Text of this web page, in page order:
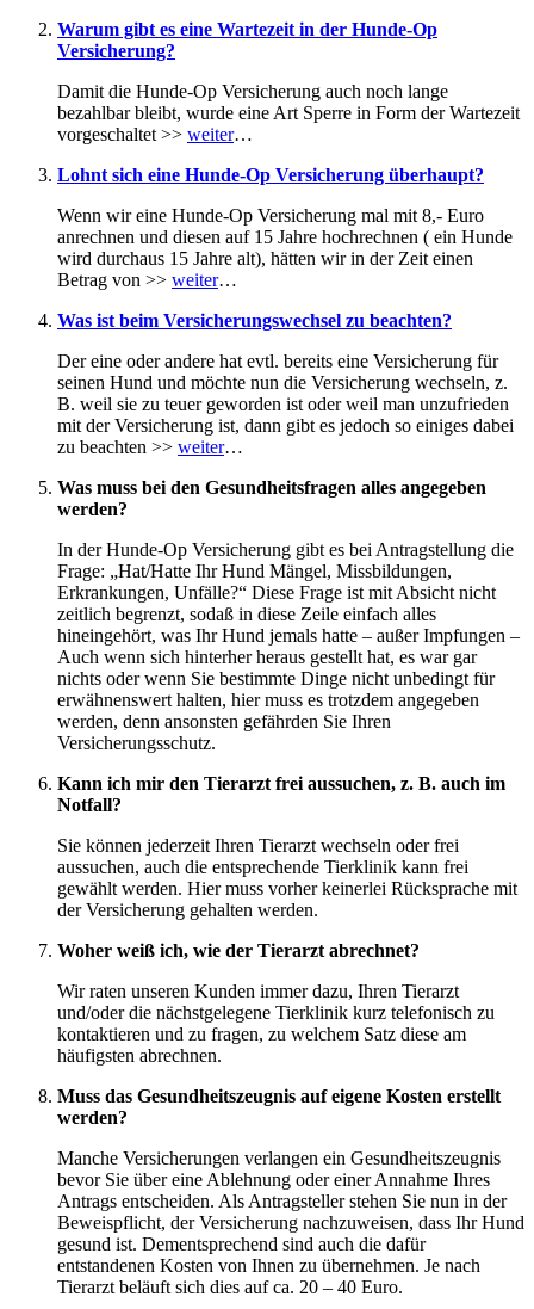
Warum gibt es eine Wartezeit in der Hunde-Op
Versicherung?
Damit die Hunde-Op Versicherung auch noch lange
bezahlbar bleibt, wurde eine Art Sperre in Form der Wartezeit
vorgeschaltet >> weiter…
Lohnt sich eine Hunde-Op Versicherung überhaupt?
Wenn wir eine Hunde-Op Versicherung mal mit 8,- Euro
anrechnen und diesen auf 15 Jahre hochrechnen ( ein Hunde
wird durchaus 15 Jahre alt), hätten wir in der Zeit einen
Betrag von >> weiter…
Was ist beim Versicherungswechsel zu beachten?
Der eine oder andere hat evtl. bereits eine Versicherung für
seinen Hund und möchte nun die Versicherung wechseln, z.
B. weil sie zu teuer geworden ist oder weil man unzufrieden
mit der Versicherung ist, dann gibt es jedoch so einiges dabei
zu beachten >> weiter…
Was muss bei den Gesundheitsfragen alles angegeben
werden?
In der Hunde-Op Versicherung gibt es bei Antragstellung die
Frage: „Hat/Hatte Ihr Hund Mängel, Missbildungen,
Erkrankungen, Unfälle?“ Diese Frage ist mit Absicht nicht
zeitlich begrenzt, sodaß in diese Zeile einfach alles
hineingehört, was Ihr Hund jemals hatte – außer Impfungen –
Auch wenn sich hinterher heraus gestellt hat, es war gar
nichts oder wenn Sie bestimmte Dinge nicht unbedingt für
erwähnenswert halten, hier muss es trotzdem angegeben
werden, denn ansonsten gefährden Sie Ihren
Versicherungsschutz.
Kann ich mir den Tierarzt frei aussuchen, z. B. auch im
Notfall?
Sie können jederzeit Ihren Tierarzt wechseln oder frei
aussuchen, auch die entsprechende Tierklinik kann frei
gewählt werden. Hier muss vorher keinerlei Rücksprache mit
der Versicherung gehalten werden.
Woher weiß ich, wie der Tierarzt abrechnet?
Wir raten unseren Kunden immer dazu, Ihren Tierarzt
und/oder die nächstgelegene Tierklinik kurz telefonisch zu
kontaktieren und zu fragen, zu welchem Satz diese am
häufigsten abrechnen.
Muss das Gesundheitszeugnis auf eigene Kosten erstellt
werden?
Manche Versicherungen verlangen ein Gesundheitszeugnis
bevor Sie über eine Ablehnung oder einer Annahme Ihres
Antrags entscheiden. Als Antragsteller stehen Sie nun in der
Beweispflicht, der Versicherung nachzuweisen, dass Ihr Hund
gesund ist. Dementsprechend sind auch die dafür
entstandenen Kosten von Ihnen zu übernehmen. Je nach
Tierarzt beläuft sich dies auf ca. 20 – 40 Euro.